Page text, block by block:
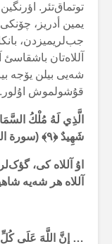
توتماق‌تئر.
یمین أدریز، چۆنکی
جب‌لریمیزدن،
آللاەتان
شەیی بیلن یۆجە
قۇشولموش اۇلور.
الَّذِي لَهُ مُلْكُ
شَهِيدٌ ﴿۹﴾ (سورة
اۇ آللاە کی،
آللاە هر شەیە
… إِنَّ اللَّهَ عَلَى